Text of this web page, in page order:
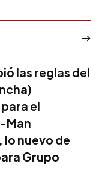
las reglas del
el
Man
lo nuevo de
Grupo